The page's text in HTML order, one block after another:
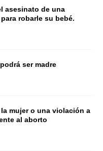
asesinato de una
robarle su bebé.
ser madre
mujer o una violación a
al aborto